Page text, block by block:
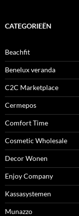
CATEGORIEËN
Beachfit
Benelux veranda
C2C Marketplace
Cermepos
Comfort Time
Cosmetic Wholesale
Decor Wonen
Enjoy Company
Kassasystemen
Munazzo